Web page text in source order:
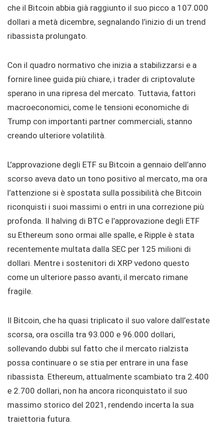
che il Bitcoin abbia già raggiunto il suo picco a 107.000
dollari a metà dicembre, segnalando l’inizio di un trend
ribassista prolungato.
Con il quadro normativo che inizia a stabilizzarsi e a
fornire linee guida più chiare, i trader di criptovalute
sperano in una ripresa del mercato. Tuttavia, fattori
macroeconomici, come le tensioni economiche di
Trump con importanti partner commerciali, stanno
creando ulteriore volatilità.
L’approvazione degli ETF su Bitcoin a gennaio dell’anno
scorso aveva dato un tono positivo al mercato, ma ora
l’attenzione si è spostata sulla possibilità che Bitcoin
riconquisti i suoi massimi o entri in una correzione più
profonda. Il halving di BTC e l’approvazione degli ETF
su Ethereum sono ormai alle spalle, e Ripple è stata
recentemente multata dalla SEC per 125 milioni di
dollari. Mentre i sostenitori di XRP vedono questo
come un ulteriore passo avanti, il mercato rimane
fragile.
Il Bitcoin, che ha quasi triplicato il suo valore dall’estate
scorsa, ora oscilla tra 93.000 e 96.000 dollari,
sollevando dubbi sul fatto che il mercato rialzista
possa continuare o se stia per entrare in una fase
ribassista. Ethereum, attualmente scambiato tra 2.400
e 2.700 dollari, non ha ancora riconquistato il suo
massimo storico del 2021, rendendo incerta la sua
traiettoria futura.